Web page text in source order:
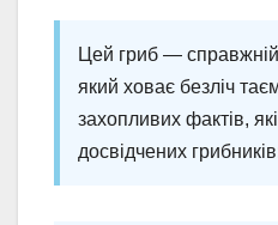
Цей гриб —
який ховає безліч
захопливих фактів,
досвідчених